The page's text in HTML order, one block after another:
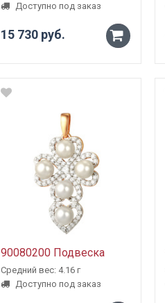
Доступно под заказ
15 730 руб. -
90080200 Подвеска
Средний вес: 4.16 г
Доступно под заказ